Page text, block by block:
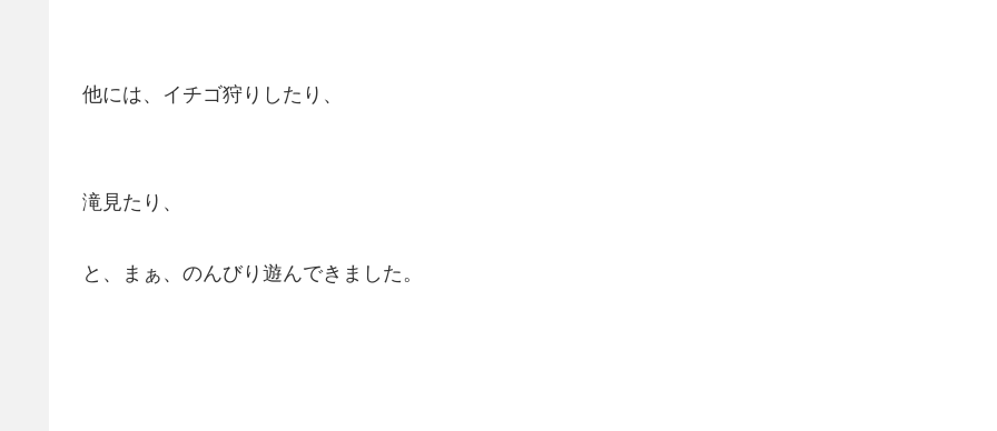
他には、イチゴ狩りしたり、
滝見たり、
と、まぁ、のんびり遊んできました。